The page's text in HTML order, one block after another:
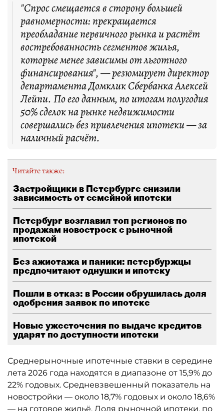
"Спрос смещается в сторону большей
равномерности: прекращается
преобладание первичного рынка и растёт
востребованность сегментов жилья,
которые менее зависимы от льготного
финансирования", — резюмирует директор
департамента Домклик Сбербанка Алексей
Лейпи. По его данным, по итогам полугодия
50% сделок на рынке недвижимости
совершались без привлечения ипотеки — за
наличный расчёт.
Читайте также:
Застройщики в Петербурге снизили
зависимость от семейной ипотеки
Петербург возглавил топ регионов по
продажам новостроек с рыночной
ипотекой
Без ажиотажа и паники: петербуржцы
предпочитают однушки и ипотеку
Пошли в отказ: в России обрушилась доля
одобрения заявок по ипотеке
Новые ужесточения по выдаче кредитов
ударят по доступности ипотеки
Среднерыночные ипотечные ставки в середине
лета 2026 года находятся в диапазоне от 15,9% до
22% годовых. Средневзвешенный показатель на
новостройки — около 18,7% годовых и около 18,6%
— на готовое жильё. Доля рыночной ипотеки, по